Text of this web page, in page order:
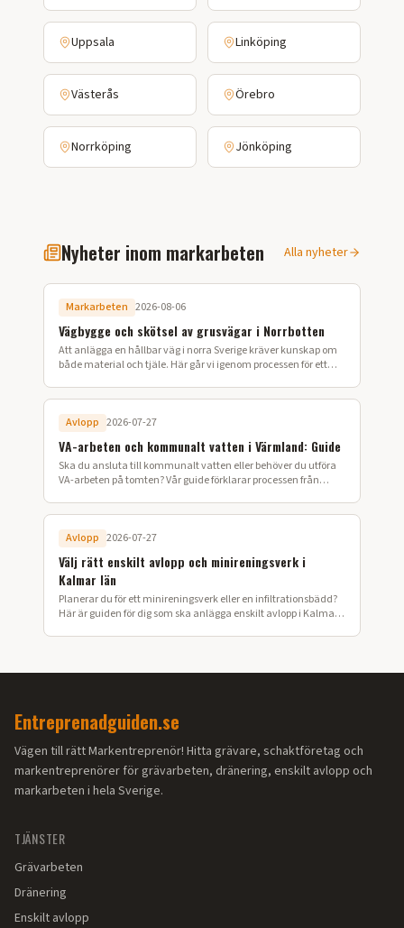
Uppsala Linköping
Västerås Örebro
Norrköping Jönköping
Nyheter inom markarbeten Alla nyheter
Markarbeten 2026-08-06
Vägbygge och skötsel av grusvägar i Norrbotten
Att anlägga en hållbar väg i norra Sverige kräver kunskap om
både material och tjäle. Här går vi igenom processen för ett
Avlopp 2026-07-27
VA-arbeten och kommunalt vatten i Värmland: Guide
Ska du ansluta till kommunalt vatten eller behöver du utföra
VA-arbeten på tomten? Vår guide förklarar processen från
Avlopp 2026-07-27
Välj rätt enskilt avlopp och minireningsverk i
Kalmar län
Planerar du för ett minireningsverk eller en infiltrationsbädd?
Här är guiden för dig som ska anlägga enskilt avlopp i Kalmar
Entreprenadguiden.se
Vägen till rätt Markentreprenör! Hitta grävare, schaktföretag och
markentreprenörer för grävarbeten, dränering, enskilt avlopp och
markarbeten i hela Sverige.
TJÄNSTER
Grävarbeten
Dränering
Enskilt avlopp